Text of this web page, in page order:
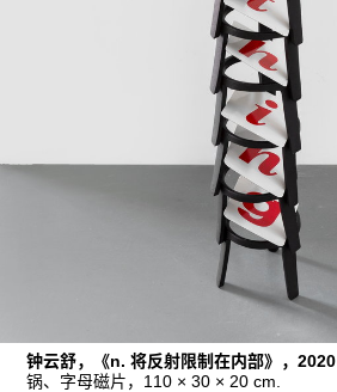
钟云舒，《n. 将反射限制在内部》，2020
锅、字母磁片，110 × 30 × 20 cm.